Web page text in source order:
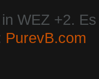
WEZ +2.
PurevB.com